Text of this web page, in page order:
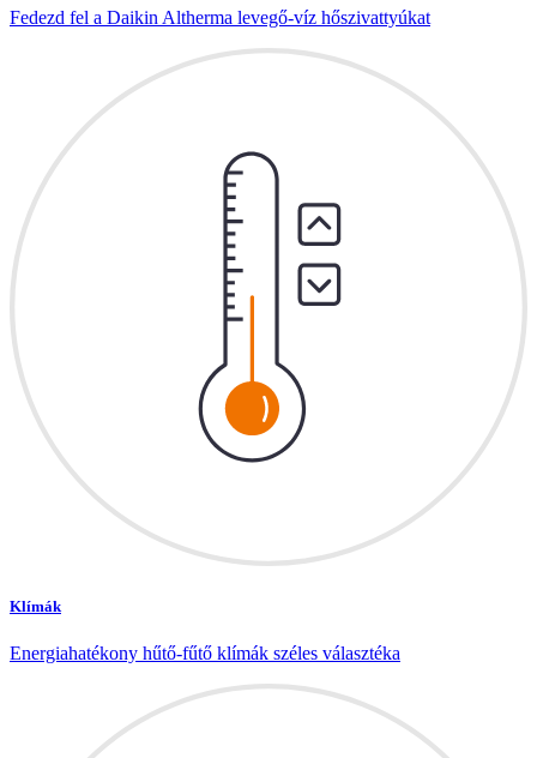
Fedezd fel a Daikin Altherma levegő-víz hőszivattyúkat
Klímák
Energiahatékony hűtő-fűtő klímák széles választéka